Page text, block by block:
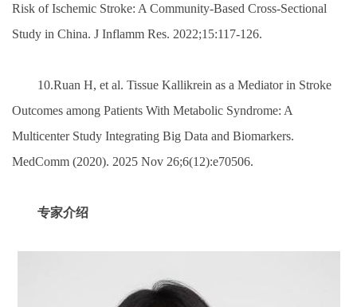
Risk of Ischemic Stroke: A Community-Based Cross-Sectional
Study in China. J Inflamm Res. 2022;15:117-126.
10.Ruan H, et al. Tissue Kallikrein as a Mediator in Stroke
Outcomes among Patients With Metabolic Syndrome: A
Multicenter Study Integrating Big Data and Biomarkers.
MedComm (2020). 2025 Nov 26;6(12):e70506.
专家介绍